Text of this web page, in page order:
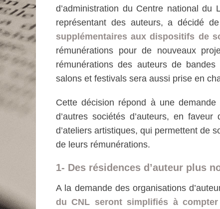
d’administration du Centre national
représentant des auteurs, a décidé
supplémentaires aux dispositifs de
rémunérations pour de nouveaux
rémunérations des auteurs de
salons et festivals sera aussi prise en
Cette décision répond à une
d’autres sociétés d’auteurs, en
d’ateliers artistiques, qui permettent de
de leurs rémunérations.
1- Des résidences d’auteur plus
A la demande des organisations
du CNL seront simplifiés à